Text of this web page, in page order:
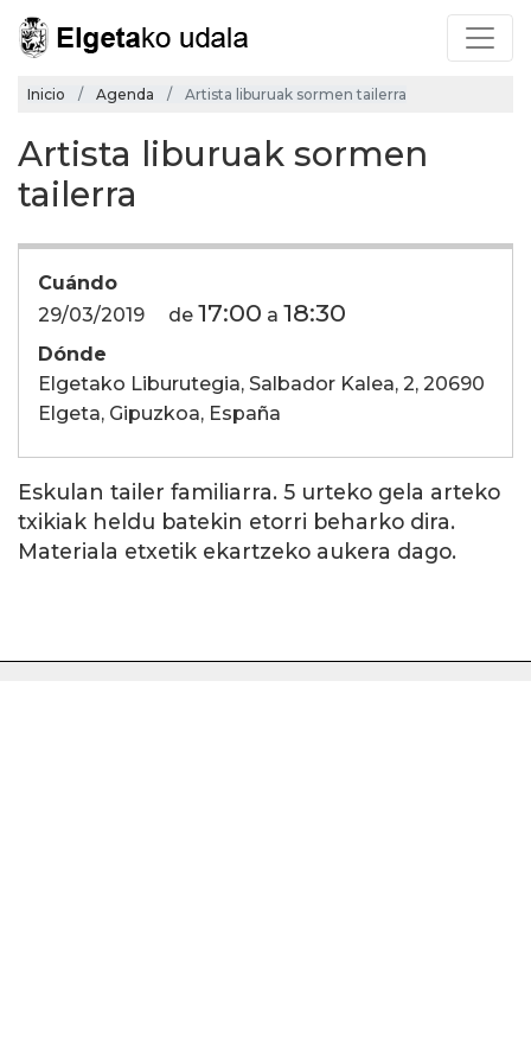
Inicio Agenda Artista liburuak sormen tailerra
Artista liburuak sormen
tailerra
Cuándo
29/03/2019
de 17:00 a 18:30
Dónde
Elgetako Liburutegia, Salbador Kalea, 2, 20690
Elgeta, Gipuzkoa, España
Eskulan tailer familiarra. 5 urteko gela arteko
txikiak heldu batekin etorri beharko dira.
Materiala etxetik ekartzeko aukera dago.